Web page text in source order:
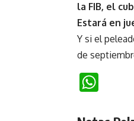
la FIB, el
Estará en
Y si el
de